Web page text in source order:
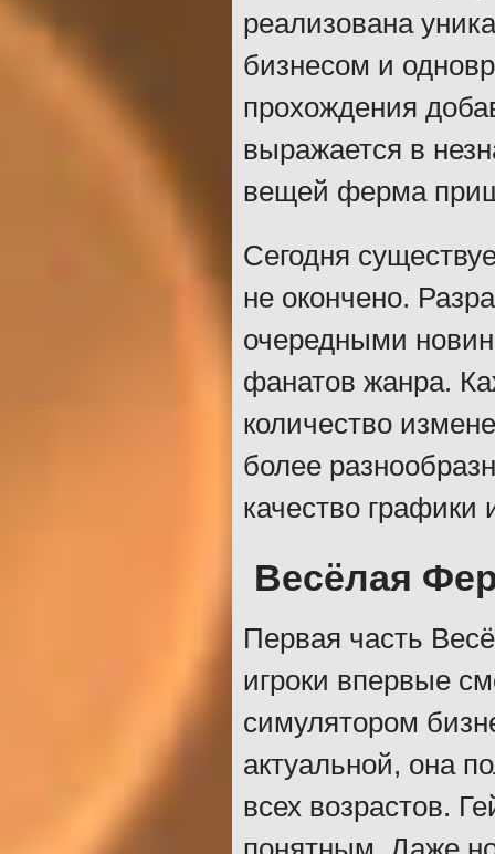
реализована
бизнесом и
прохождения
выражается в
вещей ферма
Сегодня
не окончено.
очередными
фанатов жанра.
количество
более
качество
Весёлая
Первая часть
игроки впервые
симулятором
актуальной, она
всех возрастов.